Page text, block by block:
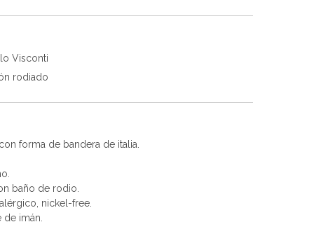
Visconti
rodiado
forma de bandera de italia.
baño de rodio.
nickel-free.
imán.